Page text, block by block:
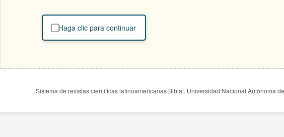
Haga clic para continuar
Sistema de revistas científicas latinoamericanas Biblat. Universidad Nacional Autónoma